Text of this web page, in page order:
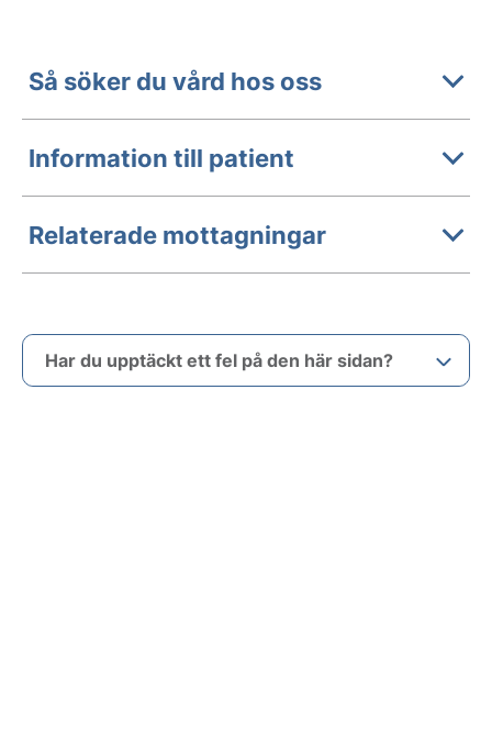
Så söker du vård hos oss
Information till patient
Relaterade mottagningar
Har du upptäckt ett fel på den här sidan?